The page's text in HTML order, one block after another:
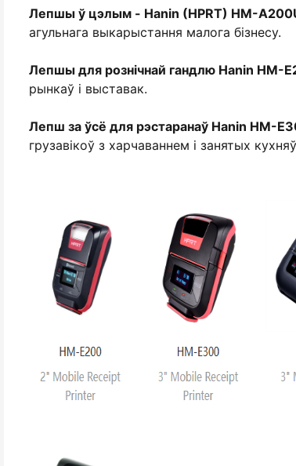
Лепшы ў цэлым - Hanin (HPRT) HM-
агульнага выкарыстання малога бізнесу.
Лепшы для рознічнай гандлю Hanin HM-
рынкаў і выставак.
Лепш за ўсё для рэстаранаў Hanin HM-
грузавікоў з харчаваннем і занятых